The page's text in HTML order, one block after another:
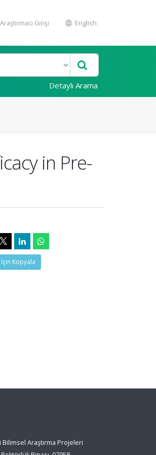
Araştırmacı Girişi English
Detaylı Arama
in Pre-
Kopyala
Araştırma Projeleri